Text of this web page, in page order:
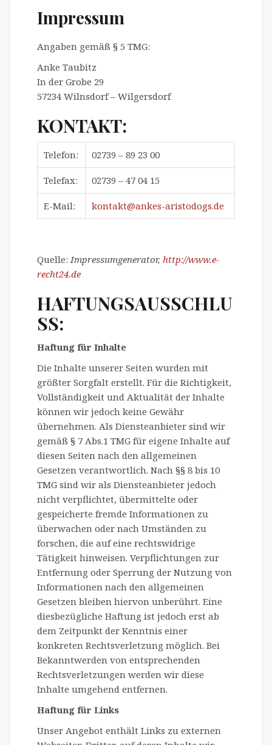
Impressum
Angaben gemäß § 5 TMG:
Anke Taubitz
In der Grobe 29
57234 Wilnsdorf – Wilgersdorf
KONTAKT:
Telefon: 02739 – 89 23 00
Telefax: 02739 – 47 04 15
E-Mail: kontakt@ankes-aristodogs.de
Quelle: Impressumgenerator, http://www.e-
recht24.de
HAFTUNGSAUSSCHLU
SS:
Haftung für Inhalte
Die Inhalte unserer Seiten wurden mit
größter Sorgfalt erstellt. Für die Richtigkeit,
Vollständigkeit und Aktualität der Inhalte
können wir jedoch keine Gewähr
übernehmen. Als Diensteanbieter sind wir
gemäß § 7 Abs.1 TMG für eigene Inhalte auf
diesen Seiten nach den allgemeinen
Gesetzen verantwortlich. Nach §§ 8 bis 10
TMG sind wir als Diensteanbieter jedoch
nicht verpflichtet, übermittelte oder
gespeicherte fremde Informationen zu
überwachen oder nach Umständen zu
forschen, die auf eine rechtswidrige
Tätigkeit hinweisen. Verpflichtungen zur
Entfernung oder Sperrung der Nutzung von
Informationen nach den allgemeinen
Gesetzen bleiben hiervon unberührt. Eine
diesbezügliche Haftung ist jedoch erst ab
dem Zeitpunkt der Kenntnis einer
konkreten Rechtsverletzung möglich. Bei
Bekanntwerden von entsprechenden
Rechtsverletzungen werden wir diese
Inhalte umgehend entfernen.
Haftung für Links
Unser Angebot enthält Links zu externen